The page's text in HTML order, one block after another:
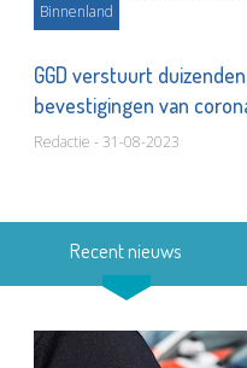
Binnenland
GGD verstuurt
bevestigingen van
afspraken
Redactie - 31-08-2023
Recent nieuws